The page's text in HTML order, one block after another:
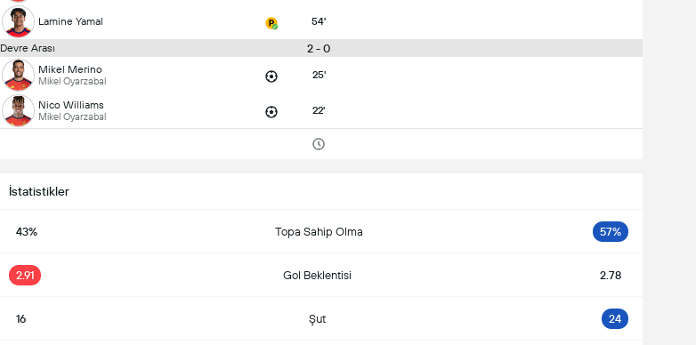
Lamine Yamal 54'
Devre Arası 2 - 0
Mikel Merino
Mikel Oyarzabal 25'
Nico Williams
Mikel Oyarzabal 22'
İstatistikler
43% Topa Sahip Olma 57%
2.91 Gol Beklentisi 2.78
16 Şut 24